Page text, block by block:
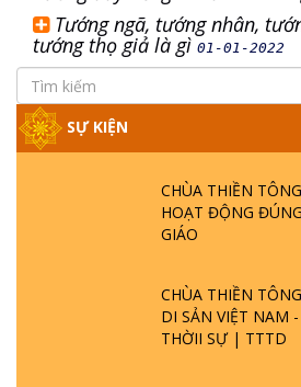
Tướng ngã, tướng nhân,
tướng thọ giả là gì01-01-2022
SỰ KIỆN
CHÙA THIỀN
HOẠT ĐỘNG
GIÁO
CHÙA THIỀN
DI SẢN VIỆT NAM
THỜII SỰ | TTTD